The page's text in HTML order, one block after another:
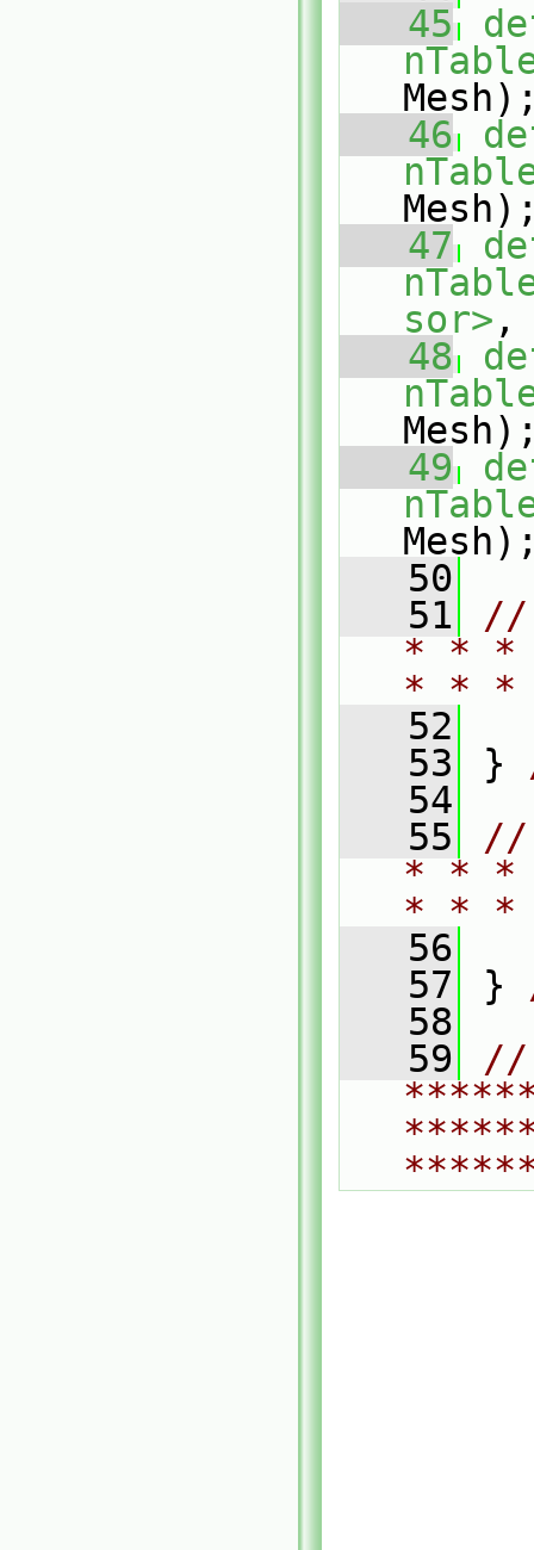
   45
   46
   47
sor> ,
   48
   49
   50
   51
//
* * *
* *
   52
   53
}
   54
   55
//
* * *
* *
   56
   57
}
   58
   59
//